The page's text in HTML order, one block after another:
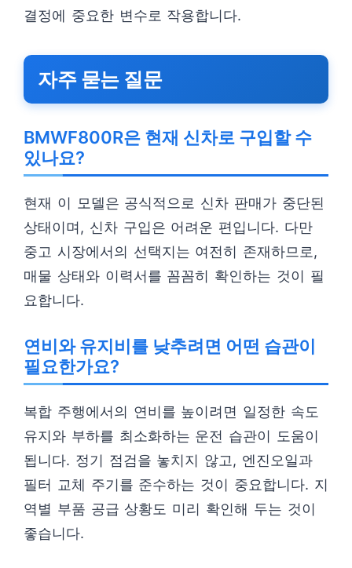
결정에 중요한 변수로 작용합니다.
자주 묻는 질문
BMWF800R은 현재 신차로 구입할 수
있나요?
현재 이 모델은 공식적으로 신차 판매가 중단된
상태이며, 신차 구입은 어려운 편입니다. 다만
중고 시장에서의 선택지는 여전히 존재하므로,
매물 상태와 이력서를 꼼꼼히 확인하는 것이 필
요합니다.
연비와 유지비를 낮추려면 어떤 습관이
필요한가요?
복합 주행에서의 연비를 높이려면 일정한 속도
유지와 부하를 최소화하는 운전 습관이 도움이
됩니다. 정기 점검을 놓치지 않고, 엔진오일과
필터 교체 주기를 준수하는 것이 중요합니다. 지
역별 부품 공급 상황도 미리 확인해 두는 것이
좋습니다.